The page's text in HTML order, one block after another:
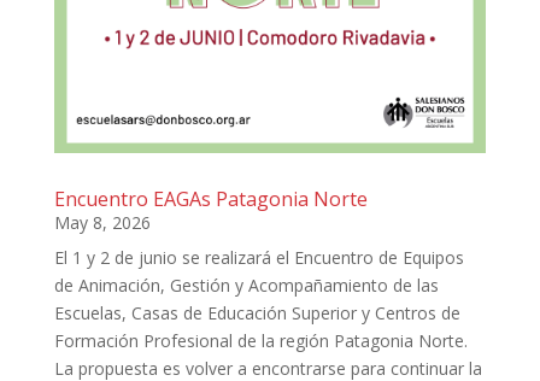
Encuentro EAGAs Patagonia Norte
May 8, 2026
El 1 y 2 de junio se realizará el Encuentro de Equipos
de Animación, Gestión y Acompañamiento de las
Escuelas, Casas de Educación Superior y Centros de
Formación Profesional de la región Patagonia Norte.
La propuesta es volver a encontrarse para continuar la